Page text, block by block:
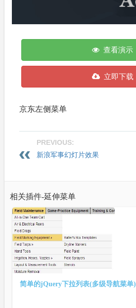
查看演示
立即下载
京东左侧菜单
PREVIOUS:
新浪军事幻灯片效果
相关插件-延伸菜单
简单的jQuery下拉列表(多级导航菜单)